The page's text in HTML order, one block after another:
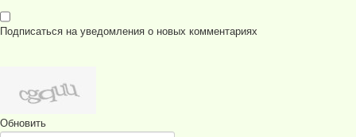
Подписаться на уведомления о новых комментариях
Обновить